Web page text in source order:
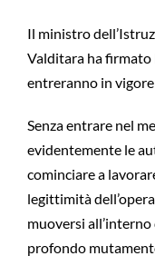
Il ministro
Valditara ha firmato
entreranno in
Senza entrare nel
evidentemente le
cominciare a
legittimità
muoversi
profondo